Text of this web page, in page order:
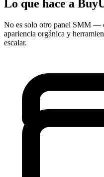
Lo que hace a
No es solo otro panel SMM —
apariencia orgánica y
escalar.